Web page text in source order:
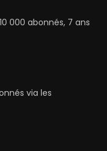
000 abonnés, 7 ans
via les